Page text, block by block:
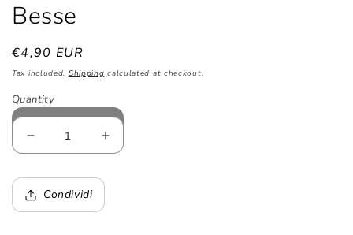
Besse
Regular
price
€4,90 EUR
Tax included. Shipping calculated at checkout.
Quantity
Decrease
quantity
for
Terrina
ai
Increase
quantity
ai
Condividi